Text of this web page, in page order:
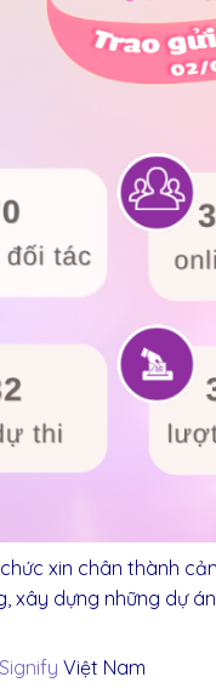
xin chân thành
dựng những dự
Signify Việt Nam